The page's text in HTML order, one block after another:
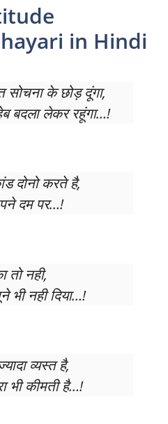
in Hindi
सोचना के छोड़ दूंगा,
बदला लेकर रहूंगा…!
दोनो करते है,
दम पर…!
तो नही,
भी नही दिया…!
व्यस्त है,
भी कीमती है…!